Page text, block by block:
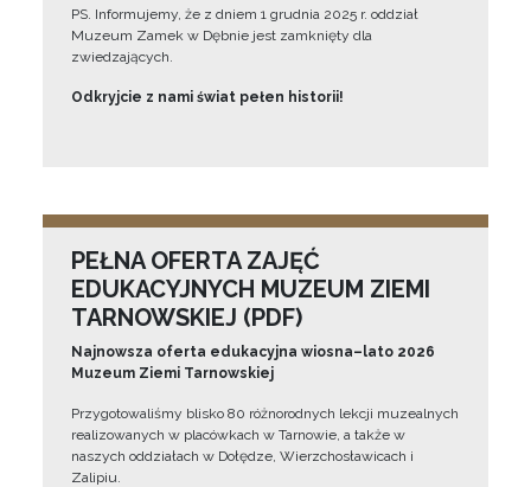
PS. Informujemy, że z dniem 1 grudnia 2025 r. oddział
Muzeum Zamek w Dębnie jest zamknięty dla
zwiedzających.
Odkryjcie z nami świat pełen historii!
PEŁNA OFERTA ZAJĘĆ
EDUKACYJNYCH MUZEUM ZIEMI
TARNOWSKIEJ (PDF)
Najnowsza oferta edukacyjna wiosna–lato 2026
Muzeum Ziemi Tarnowskiej
Przygotowaliśmy blisko 80 różnorodnych lekcji muzealnych
realizowanych w placówkach w Tarnowie, a także w
naszych oddziałach w Dołędze, Wierzchosławicach i
Zalipiu.